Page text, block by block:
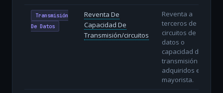
Transmisión
De Datos
Reventa De
Capacidad De
Transmisión/circuitos
Reventa a
terceros de
circuitos de
datos o
capacidad de
transmisión
adquiridos en
mayorista.